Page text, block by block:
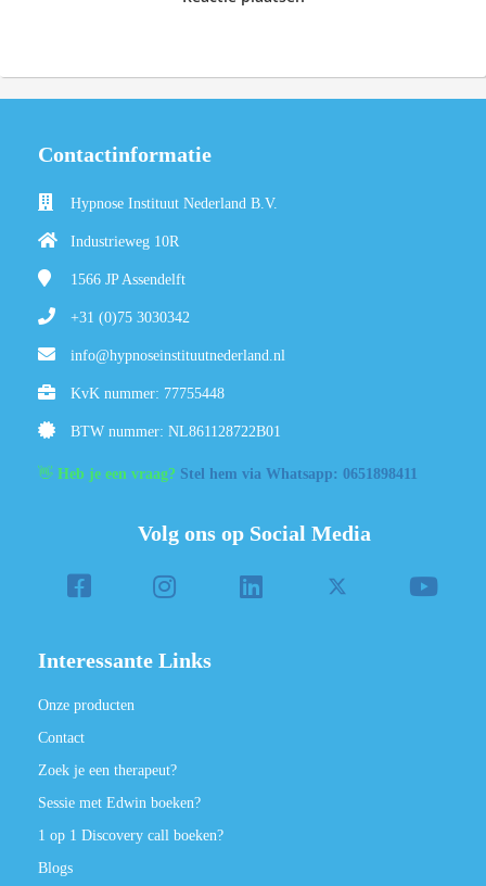
Contactinformatie
Hypnose Instituut Nederland B.V.
Industrieweg 10R
1566 JPAssendelft
+31 (0)75 3030342
info@hypnoseinstituutnederland.nl
KvK nummer: 77755448
BTW nummer: NL861128722B01
👋 Heb je een vraag? Stel hem via Whatsapp: 0651898411
Volg ons op Social Media
Interessante Links
Onze producten
Contact
Zoek je een therapeut?
Sessie met Edwin boeken?
1 op 1 Discovery call boeken?
Blogs